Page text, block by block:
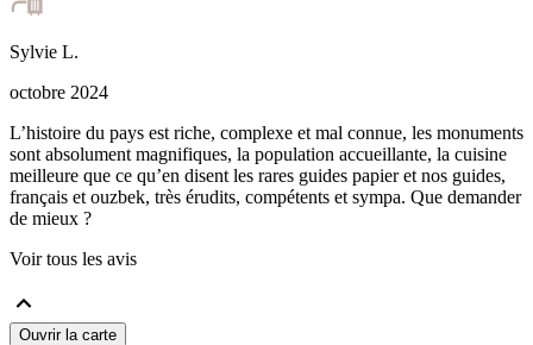
Sylvie L.
octobre 2024
L’histoire du pays est riche, complexe et mal connue, les monuments
sont absolument magnifiques, la population accueillante, la cuisine
meilleure que ce qu’en disent les rares guides papier et nos guides,
français et ouzbek, très érudits, compétents et sympa. Que demander
de mieux ?
Voir tous les avis
Ouvrir la carte